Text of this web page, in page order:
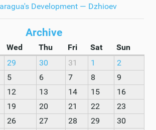
Development — Dzhioev
Archive
Wed Thu Fri Sat
Sun
29 30 31 1
2
5 6 7 8
9
12 13 14 15
16
19 20 21 22
23
26 27 28 29
30